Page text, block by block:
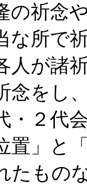
の祈念
な所で
人が諸
念をし
・２代
置」と
たもの